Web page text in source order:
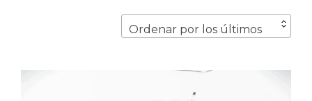
Ordenar por los últimos